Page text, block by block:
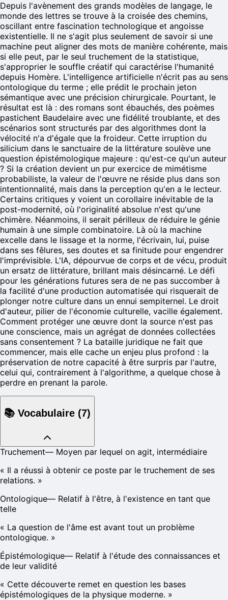
Depuis l'avènement des grands modèles de langage, le
monde des lettres se trouve à la croisée des chemins,
oscillant entre fascination technologique et angoisse
existentielle. Il ne s'agit plus seulement de savoir si une
machine peut aligner des mots de manière cohérente, mais
si elle peut, par le seul truchement de la statistique,
s'approprier le souffle créatif qui caractérise l'humanité
depuis Homère. L'intelligence artificielle n'écrit pas au sens
ontologique du terme ; elle prédit le prochain jeton
sémantique avec une précision chirurgicale. Pourtant, le
résultat est là : des romans sont ébauchés, des poèmes
pastichent Baudelaire avec une fidélité troublante, et des
scénarios sont structurés par des algorithmes dont la
vélocité n'a d'égale que la froideur. Cette irruption du
silicium dans le sanctuaire de la littérature soulève une
question épistémologique majeure : qu'est-ce qu'un auteur
? Si la création devient un pur exercice de mimétisme
probabiliste, la valeur de l'œuvre ne réside plus dans son
intentionnalité, mais dans la perception qu'en a le lecteur.
Certains critiques y voient un corollaire inévitable de la
post-modernité, où l'originalité absolue n'est qu'une
chimère. Néanmoins, il serait périlleux de réduire le génie
humain à une simple combinatoire. Là où la machine
excelle dans le lissage et la norme, l'écrivain, lui, puise
dans ses fêlures, ses doutes et sa finitude pour engendrer
l'imprévisible. L'IA, dépourvue de corps et de vécu, produit
un ersatz de littérature, brillant mais désincarné. Le défi
pour les générations futures sera de ne pas succomber à
la facilité d'une production automatisée qui risquerait de
plonger notre culture dans un ennui sempiternel. Le droit
d'auteur, pilier de l'économie culturelle, vacille également.
Comment protéger une œuvre dont la source n'est pas
une conscience, mais un agrégat de données collectées
sans consentement ? La bataille juridique ne fait que
commencer, mais elle cache un enjeu plus profond : la
préservation de notre capacité à être surpris par l'autre,
celui qui, contrairement à l'algorithme, a quelque chose à
perdre en prenant la parole.
📚 Vocabulaire (7)
Truchement— Moyen par lequel on agit, intermédiaire
« Il a réussi à obtenir ce poste par le truchement de ses
relations. »
Ontologique— Relatif à l'être, à l'existence en tant que
telle
« La question de l'âme est avant tout un problème
ontologique. »
Épistémologique— Relatif à l'étude des connaissances et
de leur validité
« Cette découverte remet en question les bases
épistémologiques de la physique moderne. »